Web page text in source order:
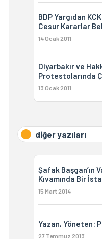
BDP Yargıdan
Cesur Kararlar
14 Ocak 2011
Diyarbakır ve
Protestolarında
13 Ocak 2011
diğer yazıları
Şafak Başgan’ın
Kıvamında Bir
15 Mart 2014
Yazan, Yöneten:
27 Temmuz 2013